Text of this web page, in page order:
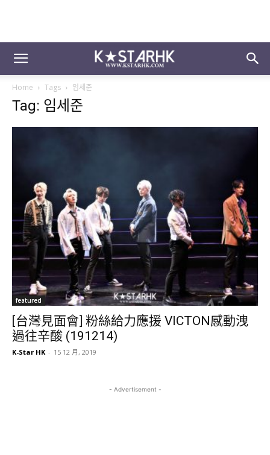
Home Tags 임세준
Tag: 임세준
featured
[台灣見面會] 粉絲給力應援 VICTON感動洩
過往辛酸 (191214)
K-Star HK - 15 12 月, 2019
- Advertisement -